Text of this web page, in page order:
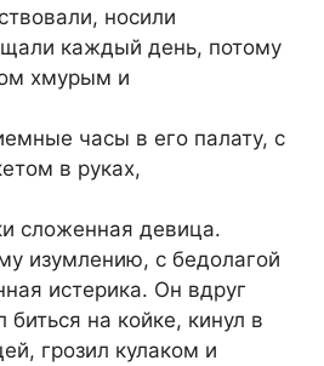
носили
каждый день, потому
хмурым и
часы в его палату, с
в руках,
сложенная девица.
изумлению, с бедолагой
истерика. Он вдруг
на койке, кинул в
грозил кулаком и